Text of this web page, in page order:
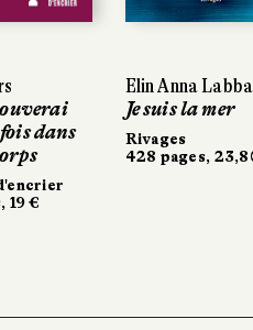
dans
19 €
Elin Anna Labba
Je suis la mer
Rivages
428 pages,
dans
19 €
Elin Anna Labba
Je suis la mer
Rivages
428 pages,